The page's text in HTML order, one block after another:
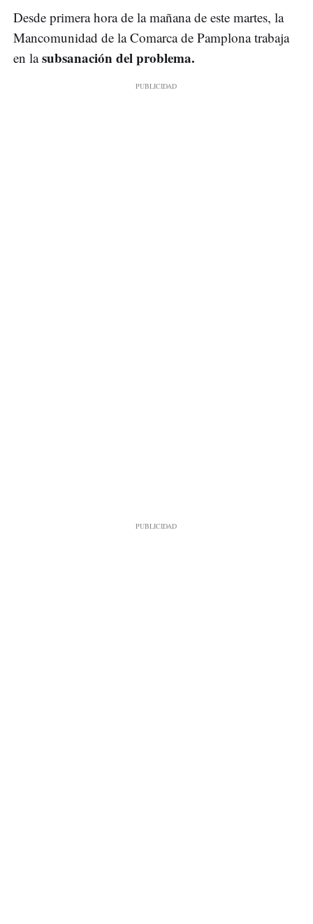
Desde primera hora de la mañana de este martes, la
Mancomunidad de la Comarca de Pamplona trabaja
en lasubsanación del problema.